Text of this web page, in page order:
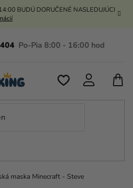
BUDÚ DORUČENÉ NASLEDUJÚCI
maska Minecraft - Steve